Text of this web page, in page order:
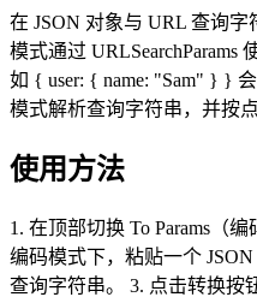
在 JSON 对象与 URL 查询
模式通过 URLSearchParams
如 { user: { name: "Sam" } } 会
模式解析查询字符串，并按
使用方法
1. 在顶部切换 To Params（
编码模式下，粘贴一个
查询字符串。 3. 点击转换按